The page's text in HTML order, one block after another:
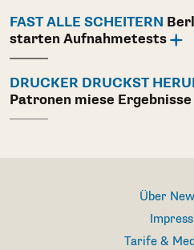
FAST ALLE SCHEITERN
starten Aufnahmetests
DRUCKER DRUCKST
Patronen miese Ergebnisse
Über
Tarife &